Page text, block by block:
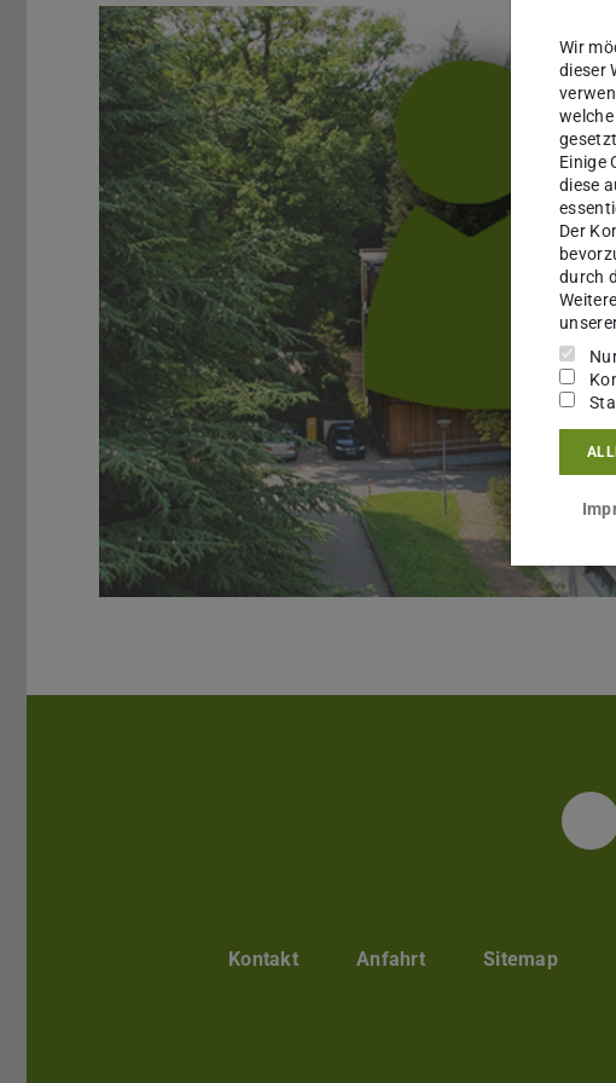
Kontakt Anfahrt Sitemap
Wir
dieser
Einige
diese
Der
durch